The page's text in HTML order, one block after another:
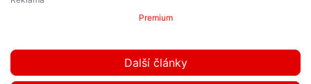
Premium
Další články